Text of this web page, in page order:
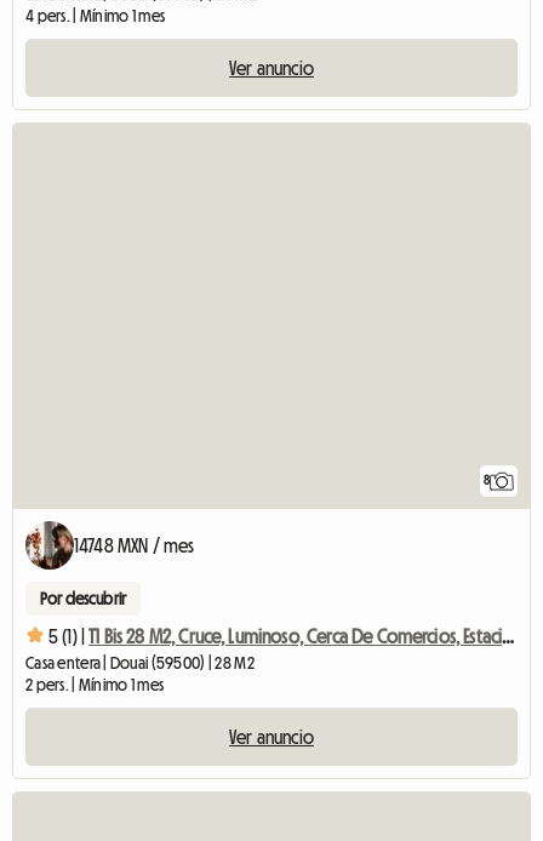
4 pers. | Mínimo 1 mes
Ver anuncio
8
14748 MXN / mes
Por descubrir
5 (1) | T1 Bis 28 M2, Cruce, Luminoso, Cerca De Comercios, Estacionado
Casa entera | Douai (59500) | 28 M2
2 pers. | Mínimo 1 mes
Ver anuncio